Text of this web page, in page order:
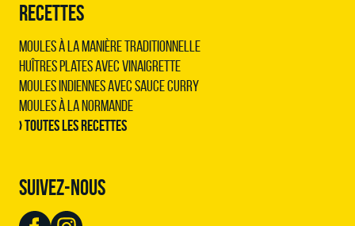
RECETTES
Moules à la manière traditionnelle
Huîtres plates avec vinaigrette
Moules indiennes avec sauce curry
Moules à la normande
› Toutes les recettes
SUIVEZ-NOUS